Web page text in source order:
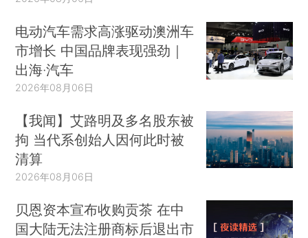
电动汽车需求高涨驱动澳洲车
市增长 中国品牌表现强劲｜
出海·汽车
2026年08月06日
【我闻】艾路明及多名股东被
拘 当代系创始人因何此时被
清算
2026年08月06日
贝恩资本宣布收购贡茶 在中
国大陆无法注册商标后退出市